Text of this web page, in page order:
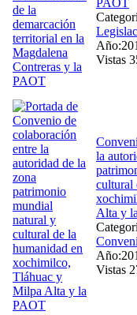
Vistas
la
cultural
Alta y
Vistas